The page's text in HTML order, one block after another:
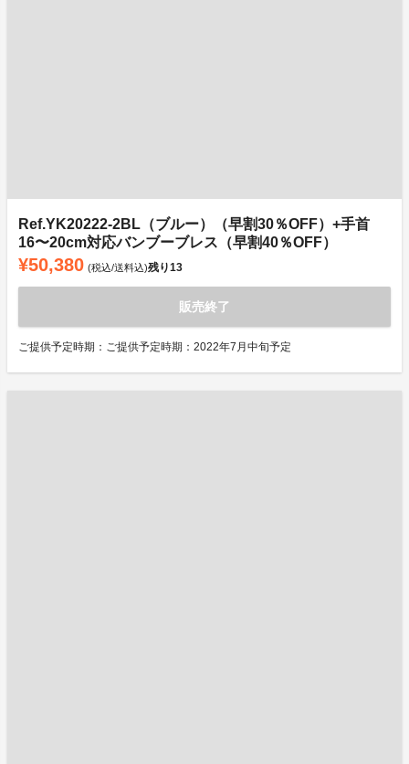
Ref.YK20222-2BL（ブルー）（早割30％OFF）+手首
16〜20cm対応バンブーブレス（早割40％OFF）
¥50,380 (税込/送料込)残り13
販売終了
ご提供予定時期：ご提供予定時期：2022年7月中旬予定